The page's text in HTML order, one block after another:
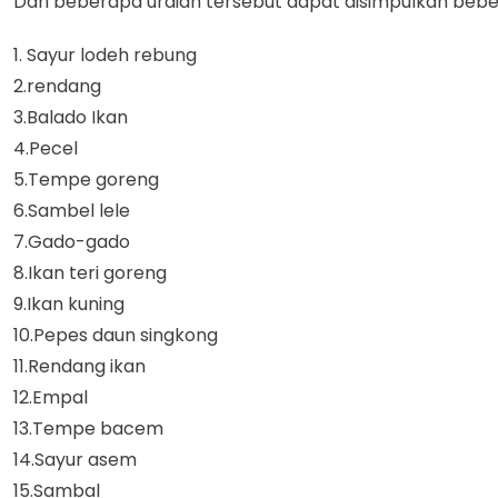
1. Sayur lodeh rebung
2.rendang
3.Balado Ikan
4.Pecel
5.Tempe goreng
6.Sambel lele
7.Gado-gado
8.Ikan teri goreng
9.Ikan kuning
10.Pepes daun singkong
11.Rendang ikan
12.Empal
13.Tempe bacem
14.Sayur asem
15.Sambal